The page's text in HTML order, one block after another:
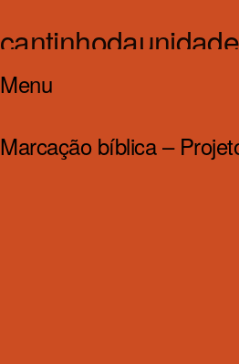
Cantinho da Unidade
Menu
para
Marcação bíblica –